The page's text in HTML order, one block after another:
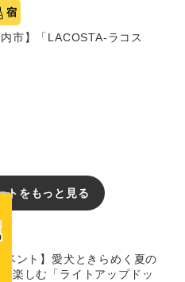
宿
内市】「LACOSTA-ラコス
トをもっと見る
ベント】愛犬ときらめく夏の
楽しむ「ライトアップドッ